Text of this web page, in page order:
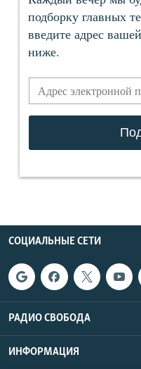
СОЦИАЛЬНЫЕ СЕТИ
РАДИО СВОБОДА
ИНФОРМАЦИЯ